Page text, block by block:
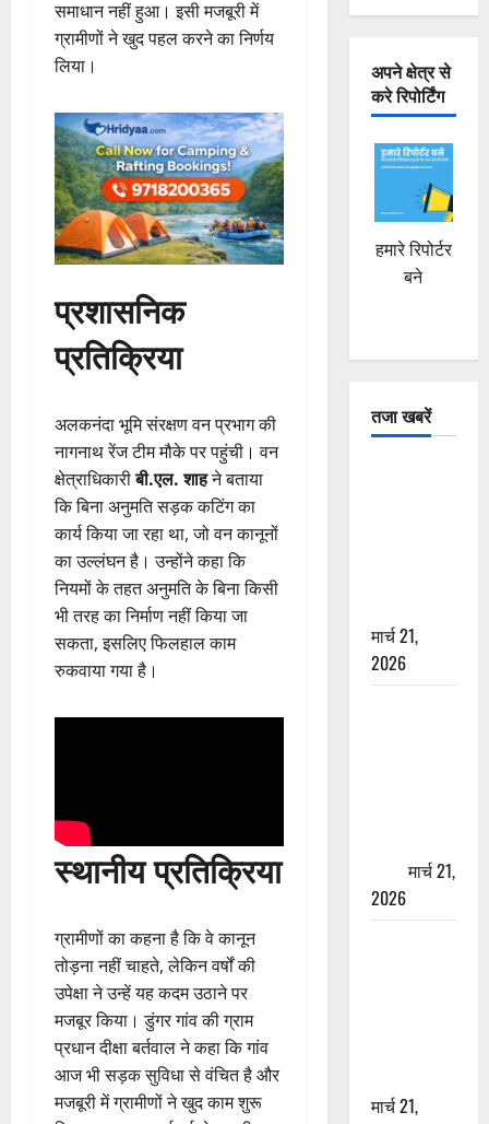
समाधान नहीं हुआ। इसी मजबूरी में
ग्रामीणों ने खुद पहल करने का निर्णय
लिया।
प्रशासनिक
प्रतिक्रिया
अलकनंदा भूमि संरक्षण वन प्रभाग की
नागनाथ रेंज टीम मौके पर पहुंची। वन
क्षेत्राधिकारीबी.एल. शाहने बताया
कि बिना अनुमति सड़क कटिंग का
कार्य किया जा रहा था, जो वन कानूनों
का उल्लंघन है। उन्होंने कहा कि
नियमों के तहत अनुमति के बिना किसी
भी तरह का निर्माण नहीं किया जा
सकता, इसलिए फिलहाल काम
रुकवाया गया है।
स्थानीय प्रतिक्रिया
ग्रामीणों का कहना है कि वे कानून
तोड़ना नहीं चाहते, लेकिन वर्षों की
उपेक्षा ने उन्हें यह कदम उठाने पर
मजबूर किया। डुंगर गांव की ग्राम
प्रधान दीक्षा बर्तवाल ने कहा कि गांव
आज भी सड़क सुविधा से वंचित है और
मजबूरी में ग्रामीणों ने खुद काम शुरू
अपने क्षेत्र से
करे रिपोर्टिंग
हमारे रिपोर्टर
बने
तजा खबरें
मार्च 21,
2026
मार्च 21,
2026
मार्च 21,